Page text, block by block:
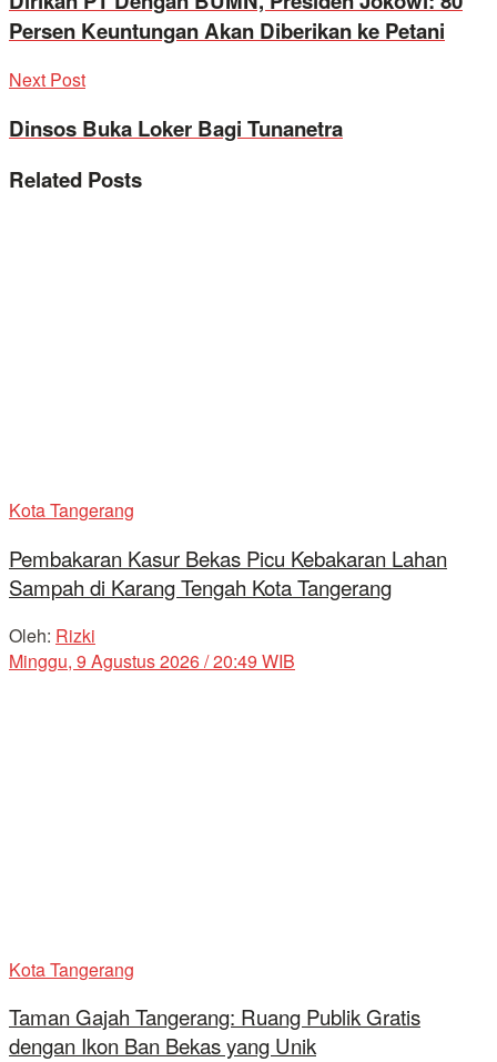
Persen Keuntungan Akan Diberikan ke Petani
Next Post
Dinsos Buka Loker Bagi Tunanetra
Related Posts
Kota Tangerang
Pembakaran Kasur Bekas Picu Kebakaran Lahan
Sampah di Karang Tengah Kota Tangerang
Oleh: Rizki
Minggu, 9 Agustus 2026 / 20:49 WIB
Kota Tangerang
Taman Gajah Tangerang: Ruang Publik Gratis
dengan Ikon Ban Bekas yang Unik